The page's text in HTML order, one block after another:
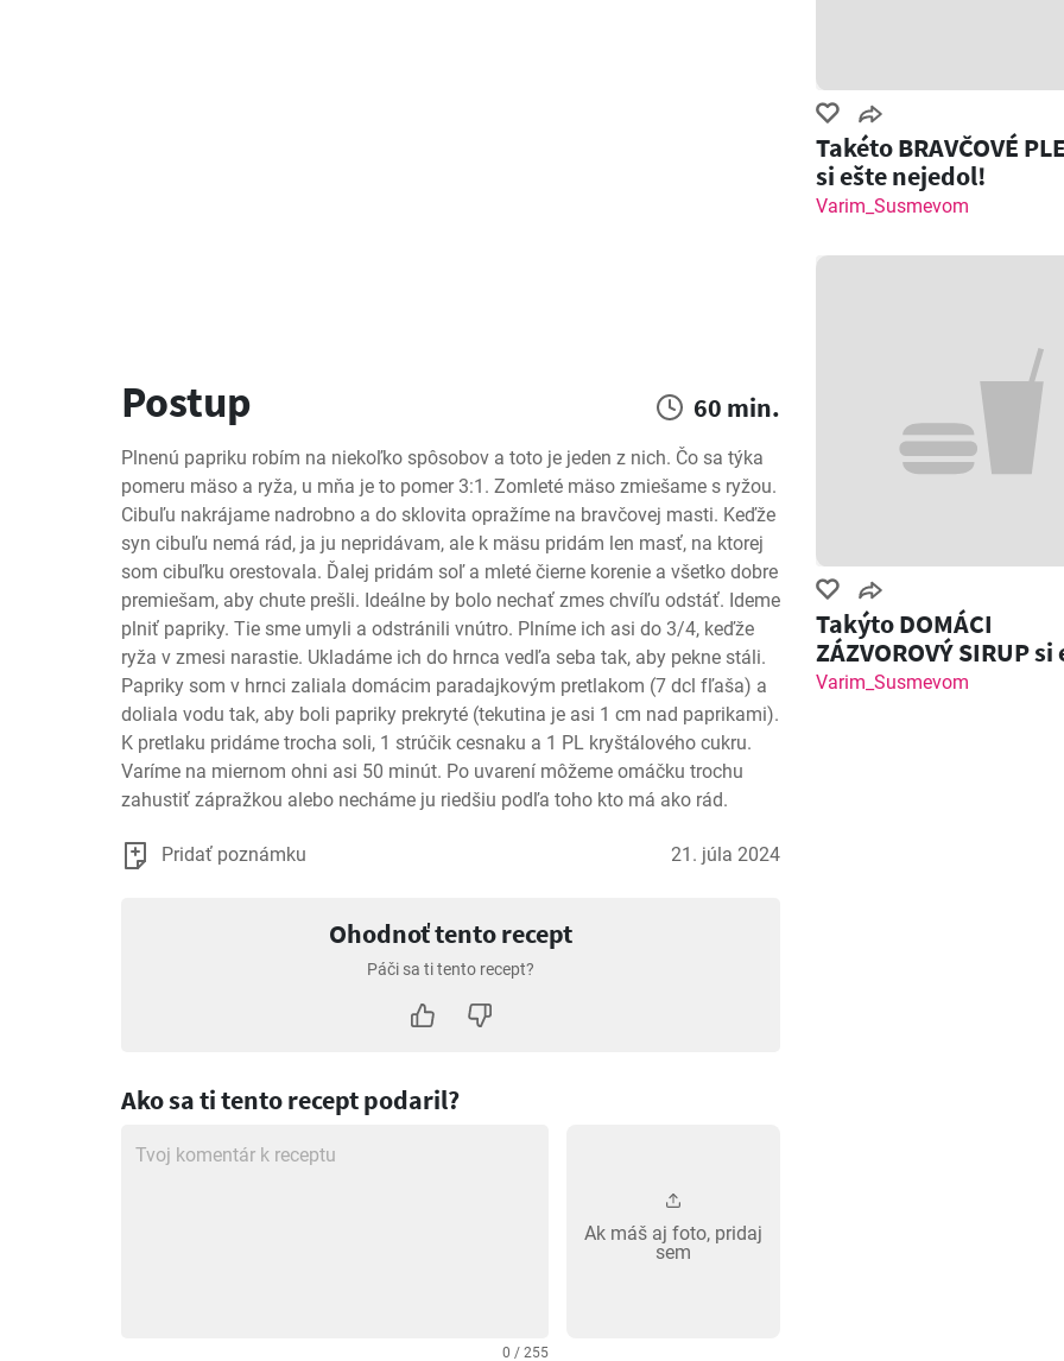
Postup 60 min.
Plnenú papriku robím na niekoľko spôsobov a toto je jeden z nich. Čo sa týka
pomeru mäso a ryža, u mňa je to pomer 3:1. Zomleté mäso zmiešame s ryžou.
Cibuľu nakrájame nadrobno a do sklovita opražíme na bravčovej masti. Keďže
syn cibuľu nemá rád, ja ju nepridávam, ale k mäsu pridám len masť, na ktorej
som cibuľku orestovala. Ďalej pridám soľ a mleté čierne korenie a všetko dobre
premiešam, aby chute prešli. Ideálne by bolo nechať zmes chvíľu odstáť. Ideme
plniť papriky. Tie sme umyli a odstránili vnútro. Plníme ich asi do 3/4, keďže
ryža v zmesi narastie. Ukladáme ich do hrnca vedľa seba tak, aby pekne stáli.
Papriky som v hrnci zaliala domácim paradajkovým pretlakom (7 dcl fľaša) a
doliala vodu tak, aby boli papriky prekryté (tekutina je asi 1 cm nad paprikami).
K pretlaku pridáme trocha soli, 1 strúčik cesnaku a 1 PL kryštálového cukru.
Varíme na miernom ohni asi 50 minút. Po uvarení môžeme omáčku trochu
zahustiť zápražkou alebo necháme ju riedšiu podľa toho kto má ako rád.
Pridať poznámku 21. júla 2024
Ohodnoť tento recept
Páči sa ti tento recept?
Ako sa ti tento recept podaril?
0 / 255
Ak máš aj foto, pridaj
sem
Takéto BRAVČOVÉ
si ešte nejedol!
Varim_Susmevom
Takýto DOMÁCI
ZÁZVOROVÝ SIRUP si
nemal! Zázvorový Shot
Varim_Susmevom